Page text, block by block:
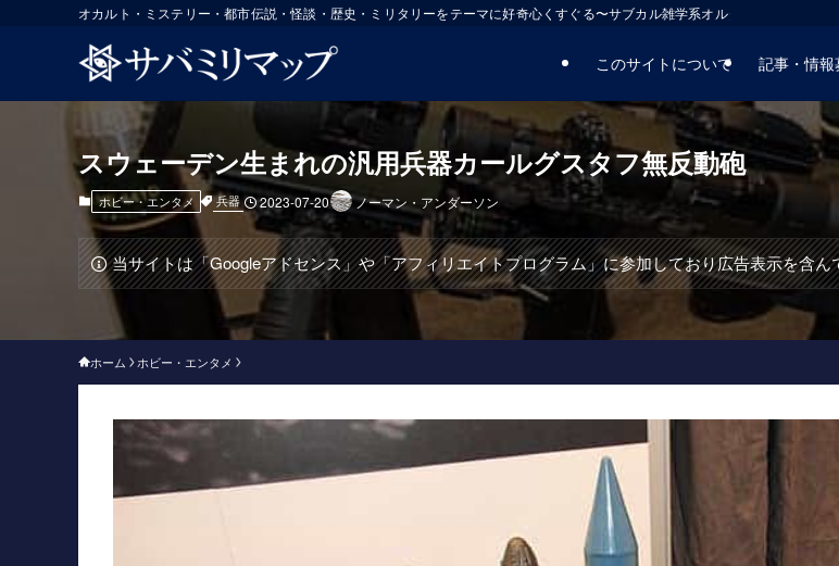
オカルト・ミステリー・都市伝説・怪談・歴史・ミリタリーをテーマに好奇心くすぐる〜サブカル雑学系オルタナティブサイト
このサイトについて 記事・情報
スウェーデン生まれの汎用兵器カールグスタフ無反動砲
ホビー・エンタメ 兵器 2023-07-20 ノーマン・アンダーソン
当サイトは「Googleアドセンス」や「アフィリエイトプログラム」に参加しており広告表示を含ん
ホーム ホビー・エンタメ